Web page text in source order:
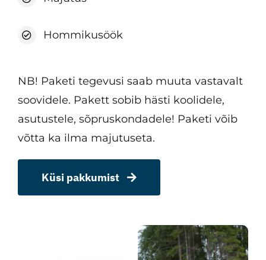
Hommikusöök
NB! Paketi tegevusi saab muuta vastavalt
soovidele. Pakett sobib hästi koolidele,
asutustele, sõpruskondadele! Paketi võib
võtta ka ilma majutuseta.
Küsi pakkumist